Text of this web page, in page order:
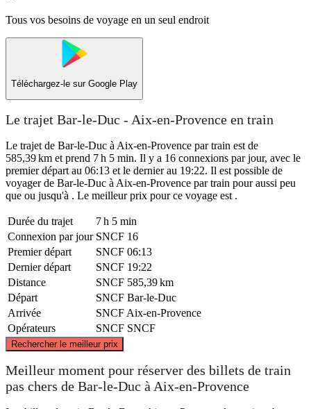
Tous vos besoins de voyage en un seul endroit
Téléchargez-le sur Google Play
Le trajet Bar-le-Duc - Aix-en-Provence en train
Le trajet de Bar-le-Duc à Aix-en-Provence par train est de
585,39 km et prend 7 h 5 min. Il y a 16 connexions par jour, avec le
premier départ au 06:13 et le dernier au 19:22. Il est possible de
voyager de Bar-le-Duc à Aix-en-Provence par train pour aussi peu
que ou jusqu'à . Le meilleur prix pour ce voyage est .
Durée du trajet
7 h 5 min
Connexion par jour SNCF 16
Premier départ
SNCF 06:13
Dernier départ
SNCF 19:22
Distance
SNCF 585,39 km
Départ
SNCF Bar-le-Duc
Arrivée
SNCF Aix-en-Provence
Opérateurs
SNCF SNCF
Rechercher le meilleur prix
Meilleur moment pour réserver des billets de train
pas chers de Bar-le-Duc à Aix-en-Provence